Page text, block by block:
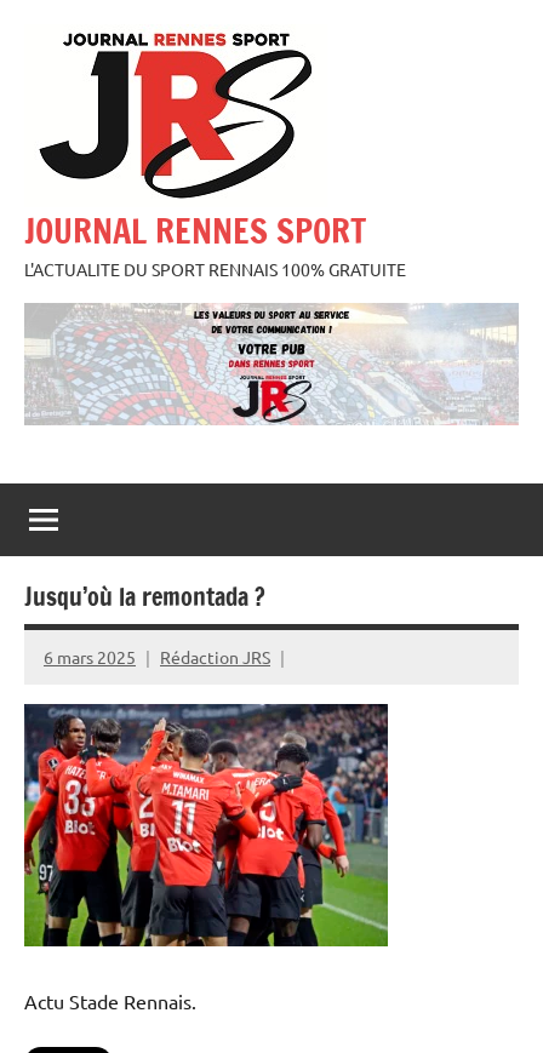
JOURNAL RENNES SPORT
L'ACTUALITE DU SPORT RENNAIS 100% GRATUITE
Jusqu’où la remontada ?
6 mars 2025 Rédaction JRS
Actu Stade Rennais.